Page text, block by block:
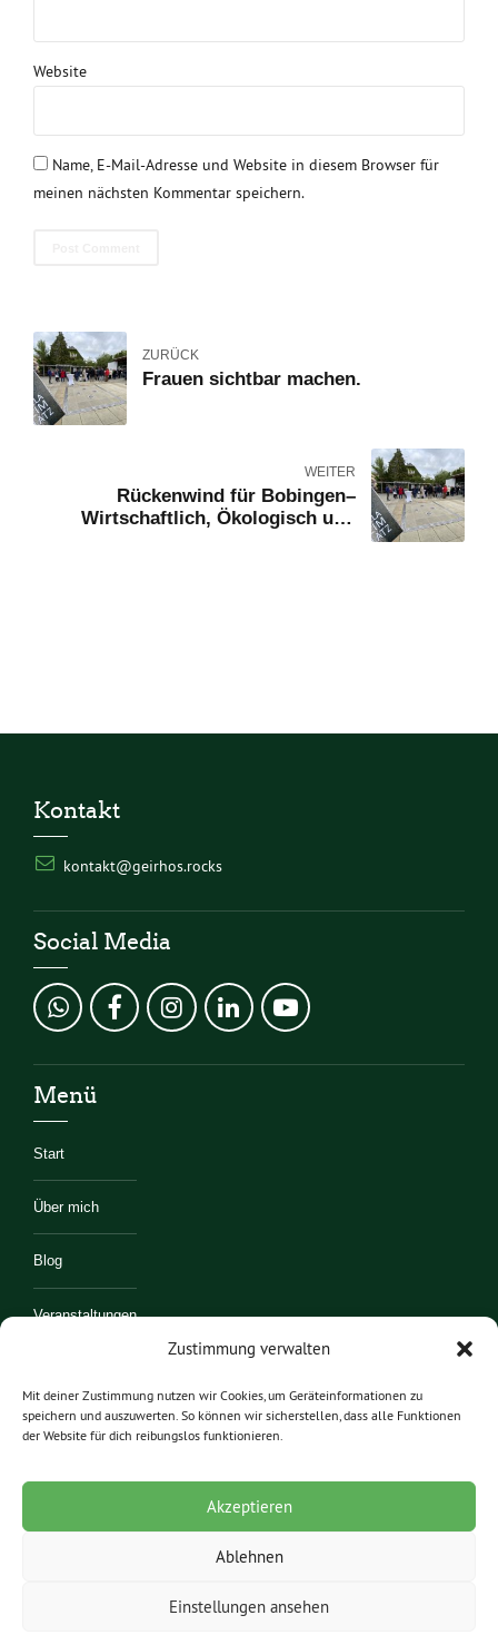
Zustimmung verwalten
Mit deiner Zustimmung nutzen wir Cookies, um Geräteinformationen zu
speichern und auszuwerten. So können wir sicherstellen, dass alle Funktionen
der Website für dich reibungslos funktionieren.
Akzeptieren
Ablehnen
Einstellungen ansehen
Website
Name, E-Mail-Adresse und Website in diesem Browser für
meinen nächsten Kommentar speichern.
ZURÜCK
Frauen sichtbar machen.
WEITER
Rückenwind für Bobingen–
Wirtschaftlich, Ökologisch und
Kontakt
kontakt@geirhos.rocks
Social Media
Menü
Start
Über mich
Blog
Veranstaltungen
Mitmachen